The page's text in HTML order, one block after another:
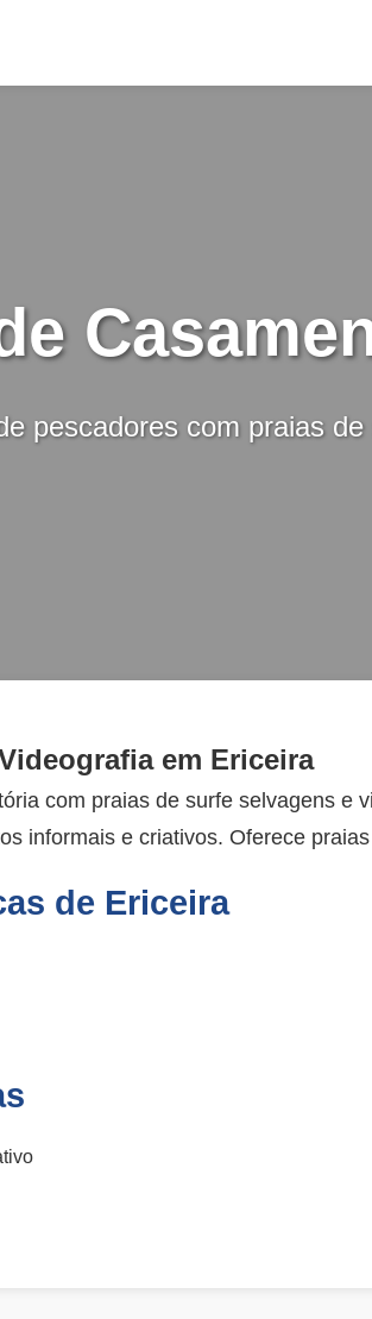
pescadores com praias
em Ericeira
com praias de surfe selvagens e
informais e criativos. Oferece
de Ericeira